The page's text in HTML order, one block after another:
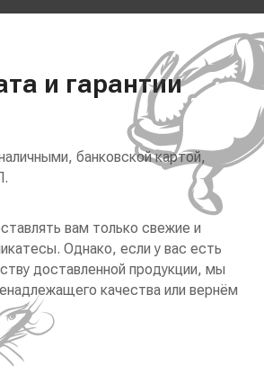
и гарантии
банковской картой,
вам только свежие и
Однако, если у вас есть
доставленной продукции, мы
качества или вернём